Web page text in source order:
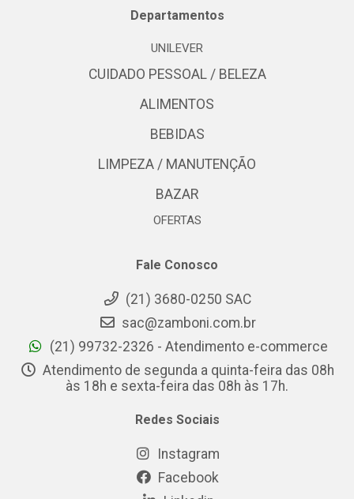
Departamentos
UNILEVER
CUIDADO PESSOAL / BELEZA
ALIMENTOS
BEBIDAS
LIMPEZA / MANUTENÇÃO
BAZAR
OFERTAS
Fale Conosco
(21) 3680-0250 SAC
sac@zamboni.com.br
(21) 99732-2326 - Atendimento e-commerce
Atendimento de segunda a quinta-feira das 08h
às 18h e sexta-feira das 08h às 17h.
Redes Sociais
Instagram
Facebook